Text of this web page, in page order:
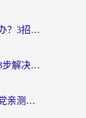
在越南用搜狐视频地区限制怎么办？3招解决海外看国内剧难题（附西瓜视频CCTV观看技巧）
皮皮影视在老挝用不了怎么办？3步解决海外看国内影视&财经的痛点
香港酷我地区限制怎么办？海外党亲测有效的回国加速方案来了